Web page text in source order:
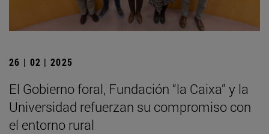
26 | 02 | 2025
El Gobierno foral, Fundación “la Caixa” y la
Universidad refuerzan su compromiso con
el entorno rural